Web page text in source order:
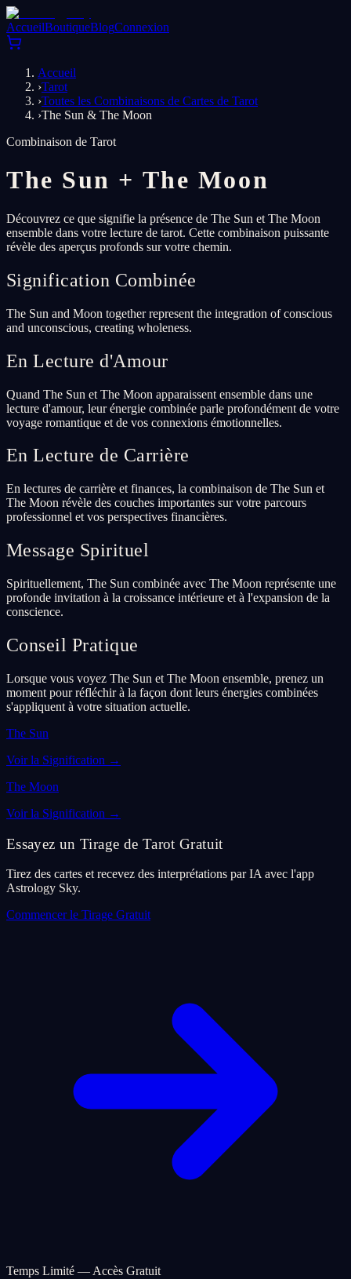
AccueilBoutiqueBlogConnexion
Accueil
›Tarot
›Toutes les Combinaisons de Cartes de Tarot
›The Sun & The Moon
Combinaison de Tarot
The Sun + The Moon
Découvrez ce que signifie la présence de The Sun et The Moon
ensemble dans votre lecture de tarot. Cette combinaison puissante
révèle des aperçus profonds sur votre chemin.
Signification Combinée
The Sun and Moon together represent the integration of conscious
and unconscious, creating wholeness.
En Lecture d'Amour
Quand The Sun et The Moon apparaissent ensemble dans une
lecture d'amour, leur énergie combinée parle profondément de votre
voyage romantique et de vos connexions émotionnelles.
En Lecture de Carrière
En lectures de carrière et finances, la combinaison de The Sun et
The Moon révèle des couches importantes sur votre parcours
professionnel et vos perspectives financières.
Message Spirituel
Spirituellement, The Sun combinée avec The Moon représente une
profonde invitation à la croissance intérieure et à l'expansion de la
conscience.
Conseil Pratique
Lorsque vous voyez The Sun et The Moon ensemble, prenez un
moment pour réfléchir à la façon dont leurs énergies combinées
s'appliquent à votre situation actuelle.
The Sun
Voir la Signification →
The Moon
Voir la Signification →
Essayez un Tirage de Tarot Gratuit
Tirez des cartes et recevez des interprétations par IA avec l'app
Astrology Sky.
Commencer le Tirage Gratuit
Temps Limité — Accès Gratuit